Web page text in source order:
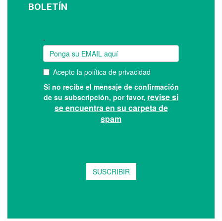
BOLETÍN